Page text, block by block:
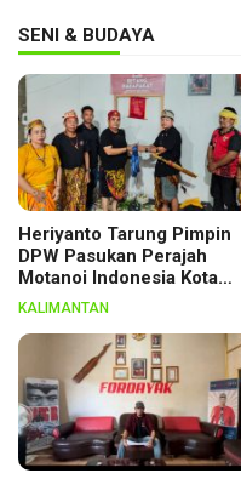
SENI & BUDAYA
Heriyanto Tarung Pimpin
DPW Pasukan Perajah
Motanoi Indonesia Kota
Palangka Raya, Dikukuhkan
KALIMANTAN